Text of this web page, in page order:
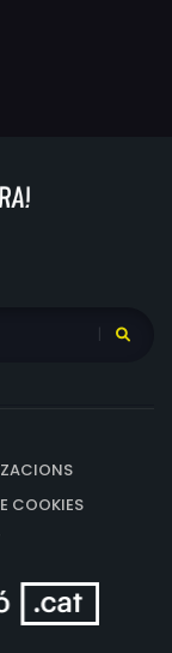
COOKIES